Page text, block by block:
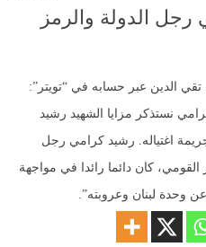
الدولة والرمز
الدين عبر حسابه في “تويتر”:
نستذكر مزايا الشهيد رشيد
اغتياله. رشيد كرامي رجل
القومي، كان دائما رائدا في مواجهة
عن وحدة لبنان وعروبته”.